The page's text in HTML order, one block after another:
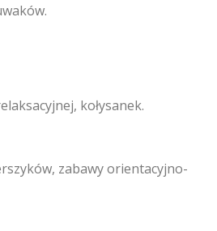
kołysanek.
zabawy orientacyjno-